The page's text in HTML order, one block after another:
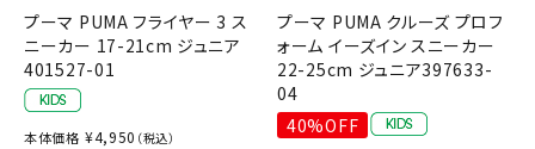
プーマ PUMA フライヤー 3 ス
ニーカー 17-21cm ジュニア
401527-01
本体価格 ¥4,950 （税込）
プーマ PUMA クルーズ プロフ
ォーム イーズイン スニーカー
22-25cm ジュニア397633-
04
40%OFF